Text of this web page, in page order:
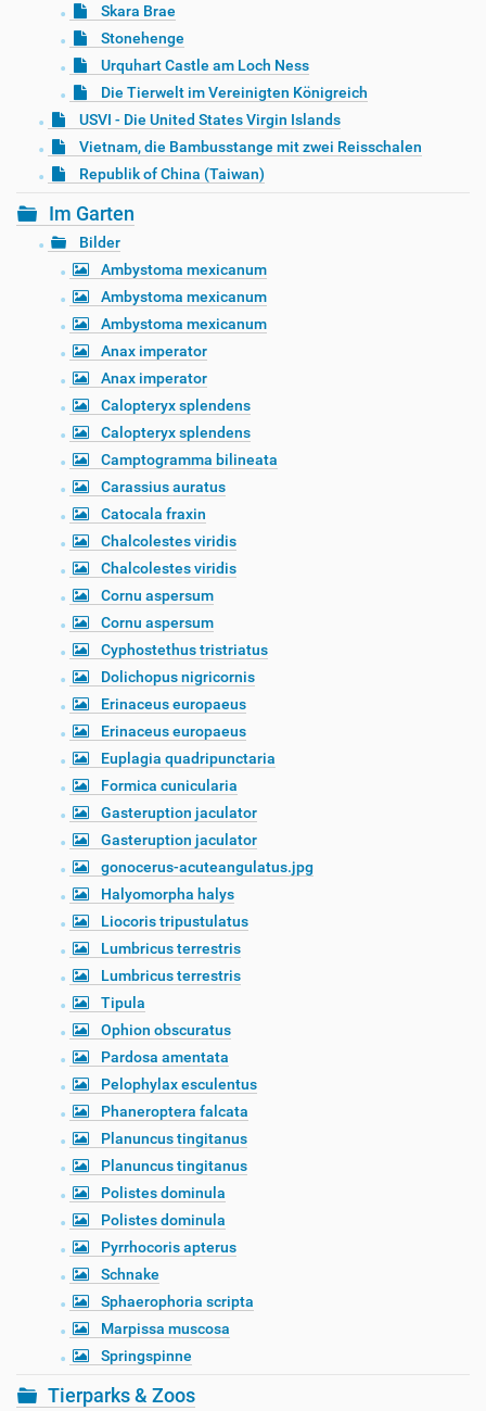
Skara Brae
Stonehenge
Urquhart Castle am Loch Ness
Die Tierwelt im Vereinigten Königreich
USVI - Die United States Virgin Islands
Vietnam, die Bambusstange mit zwei Reisschalen
Republik of China (Taiwan)
Im Garten
Bilder
Ambystoma mexicanum
Ambystoma mexicanum
Ambystoma mexicanum
Anax imperator
Anax imperator
Calopteryx splendens
Calopteryx splendens
Camptogramma bilineata
Carassius auratus
Catocala fraxin
Chalcolestes viridis
Chalcolestes viridis
Cornu aspersum
Cornu aspersum
Cyphostethus tristriatus
Dolichopus nigricornis
Erinaceus europaeus
Erinaceus europaeus
Euplagia quadripunctaria
Formica cunicularia
Gasteruption jaculator
Gasteruption jaculator
gonocerus-acuteangulatus.jpg
Halyomorpha halys
Liocoris tripustulatus
Lumbricus terrestris
Lumbricus terrestris
Tipula
Ophion obscuratus
Pardosa amentata
Pelophylax esculentus
Phaneroptera falcata
Planuncus tingitanus
Planuncus tingitanus
Polistes dominula
Polistes dominula
Pyrrhocoris apterus
Schnake
Sphaerophoria scripta
Marpissa muscosa
Springspinne
Tierparks & Zoos